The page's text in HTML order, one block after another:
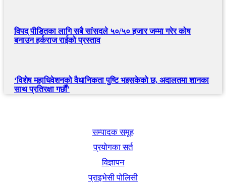
विपद् पीडितका लागि सबै सांसदले ५०/५० हजार जम्मा गरेर कोष
बनाउन हर्कराज राईको प्रस्ताव
‘विशेष महाधिवेशनको वैधानिकता पुष्टि भइसकेको छ, अदालतमा शानका
साथ प्रतिरक्षा गर्छौं’
सम्पादक समूह
प्रयोगका सर्त
विज्ञापन
प्राइभेसी पोलिसी